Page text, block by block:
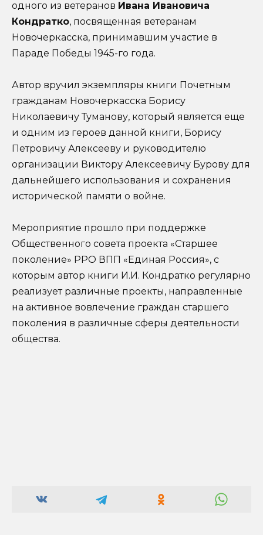
одного из ветеранов Ивана Ивановича
Кондратко, посвященная ветеранам
Новочеркасска, принимавшим участие в
Параде Победы 1945-го года.
Автор вручил экземпляры книги Почетным
гражданам Новочеркасска Борису
Николаевичу Туманову, который является еще
и одним из героев данной книги, Борису
Петровичу Алексееву и руководителю
организации Виктору Алексеевичу Бурову для
дальнейшего использования и сохранения
исторической памяти о войне.
Мероприятие прошло при поддержке
Общественного совета проекта «Старшее
поколение» РРО ВПП «Единая Россия», с
которым автор книги И.И. Кондратко регулярно
реализует различные проекты, направленные
на активное вовлечение граждан старшего
поколения в различные сферы деятельности
общества.